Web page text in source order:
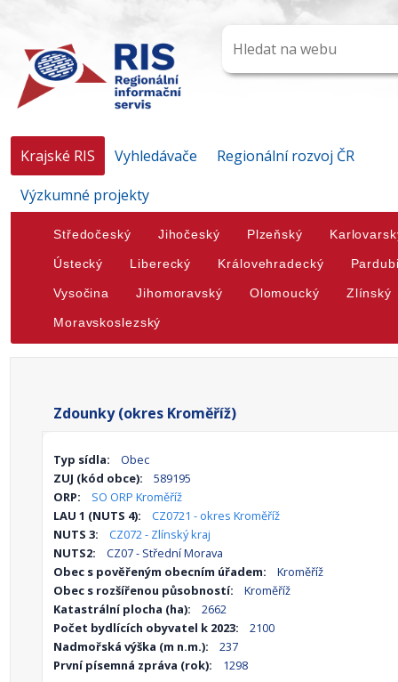
Krajské RIS Vyhledávače
Regionální rozvoj ČR
Výzkumné projekty
Středočeský Jihočeský Plzeňský
Ústecký Liberecký Královehradecký
Vysočina Jihomoravský Olomoucký Zlínský
Moravskoslezský
Zdounky (okres Kroměříž)
Typ sídla:
Obec
ZUJ (kód obce):
589195
ORP:
SO ORP Kroměříž
LAU 1 (NUTS 4):
CZ0721 - okres Kroměříž
NUTS 3:
CZ072 - Zlínský kraj
NUTS2:
CZ07 - Střední Morava
Obec s pověřeným obecním úřadem:
Kroměříž
Obec s rozšířenou působností:
Kroměříž
Katastrální plocha (ha):
2662
Počet bydlících obyvatel k 2023:
2100
Nadmořská výška (m n.m.):
237
První písemná zpráva (rok):
1298